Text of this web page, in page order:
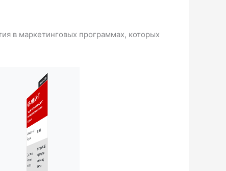
в маркетинговых программах, которых